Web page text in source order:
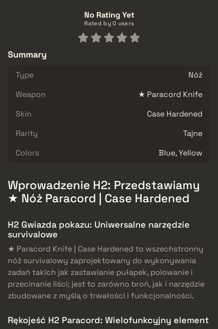
No Rating Yet
Rated by 0 users
Summary
Type
Nóż
Weapon
★ Paracord Knife
Skin
Case Hardened
Rarity
Tajne
Colors
Blue, Yellow
Wprowadzenie H2: Przedstawiamy
★ Nóż Paracord | Case Hardened
H2 Gwiazda pokazu: Uniwersalne narzędzie
survivalowe
★ Paracord Knife | Case Hardened to wszechstronny
nóż survivalowy zaprojektowany do wykonywania
zadań takich jak zastawianie pułapek, polowanie i
przecinanie liści; jest to zarówno broń, jak i narzędzie
zbudowane z myślą o trwałości i funkcjonalności.
Rękojeść H2 Paracord: Wielofunkcyjny element